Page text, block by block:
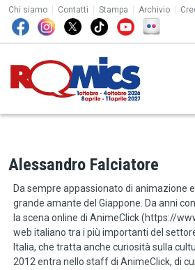
Salta al contenuto principale
TOP MENU
Chi siamo Contatti Stampa Archivio
Alessandro Falciatore
Da sempre appassionato di animazione
grande amante del Giappone. Da anni
la scena online di AnimeClick (https://
web italiano tra i più importanti del
Italia, che tratta anche curiosità sulla
2012 entra nello staff di AnimeClick, di